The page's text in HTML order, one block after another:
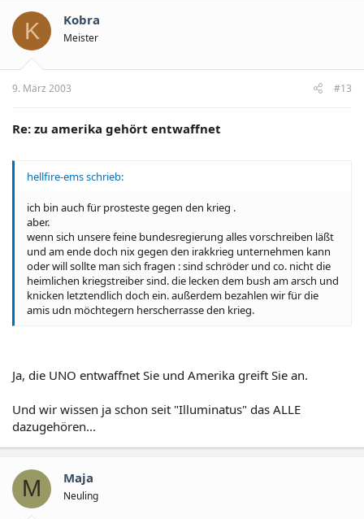
K Kobra
Meister
9. März 2003 #13
Re: zu amerika gehört entwaffnet
hellfire-ems schrieb:
ich bin auch für prosteste gegen den krieg .
aber.
wenn sich unsere feine bundesregierung alles vorschreiben läßt
und am ende doch nix gegen den irakkrieg unternehmen kann
oder will sollte man sich fragen : sind schröder und co. nicht die
heimlichen kriegstreiber sind. die lecken dem bush am arsch und
knicken letztendlich doch ein. außerdem bezahlen wir für die
amis udn möchtegern herscherrasse den krieg.
Ja, die UNO entwaffnet Sie und Amerika greift Sie an.
Und wir wissen ja schon seit "Illuminatus" das ALLE
dazugehören...
M Maja
Neuling